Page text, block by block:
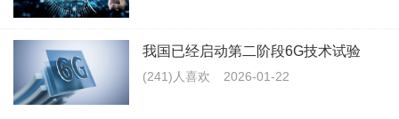
我国已经启动第二阶段6G技术试验
(241)人喜欢 2026-01-22